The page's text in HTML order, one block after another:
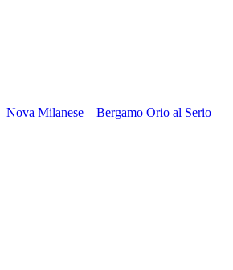
Nova Milanese – Bergamo Orio al Serio